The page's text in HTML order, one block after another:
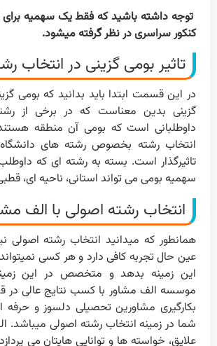
توجه داشته باشید که فقط یک سهمیه برای
کنکور سراسری در نظر گرفته میشود.
تاثیر بومی گزینی در انتخاب
در این قسمت ابتدا باید بدانید که بومی
گزینی بدین معناست که در برخی از
داوطلبانی است که بومی آن منطقه
انتخاب رشته بخصوص رشته های دانشگاه
تاثیرگذار است. بسته به رشته ای که
سهمیه بومی می تواند استانی، ناحیه ای،
انتخاب رشته اصولی با الف
همانطور که میدانید انتخاب رشته اصولی
عین حال تجربه کافی دارد و هر کسی نمیتواند
این زمینه بدهد و متخصص در این
موسسه الف مشاور با کسب نتایج عالی در
بکارگیری مشاورین تحصیلی دلسوز و حرفه
شما در زمینه انتخاب رشته اصولی میباشد.
علایق، خواسته ها و توانایی هایتان می